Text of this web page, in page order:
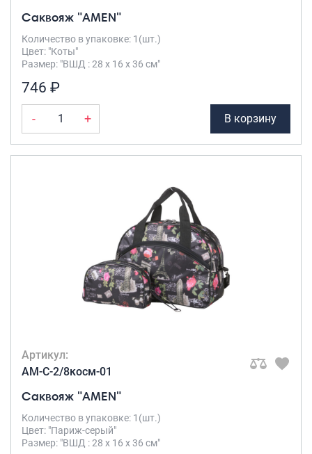
Планшеты
Аксессуары
Чехлы для чемоданов
Саквояж "AMEN"
Количество в упаковке: 1(шт.)
Цвет: "Коты"
Размер: "ВШД : 28 х 16 х 36 см"
746 ₽
- + В корзину
Артикул:
AM-C-2/8косм-01
Саквояж "AMEN"
Количество в упаковке: 1(шт.)
Цвет: "Париж-серый"
Размер: "ВШД : 28 х 16 х 36 см"